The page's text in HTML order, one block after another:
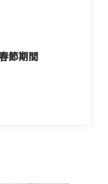
節期間